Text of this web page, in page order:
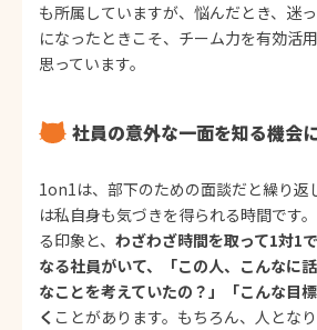
も所属していますが、悩んだとき、迷
になったときこそ、チーム力を有効活
思っています。
社員の意外な一面を知る機会
1on1は、部下のための面談だと繰り返
は私自身も気づきを得られる時間です
る印象と、 わざわざ時間を取って1対1
なる社員がいて、「この人、こんなに
なことを考えていたの？」「こんな目
く ことがあります。もちろん、人とな